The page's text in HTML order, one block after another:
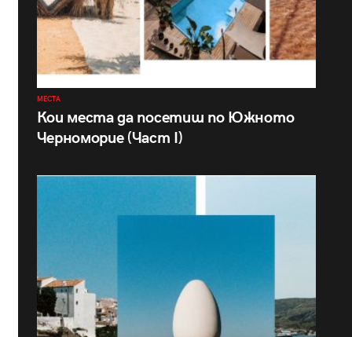
МЕСТА
Кои места да посетиш по Южното
Черноморие (Част I)